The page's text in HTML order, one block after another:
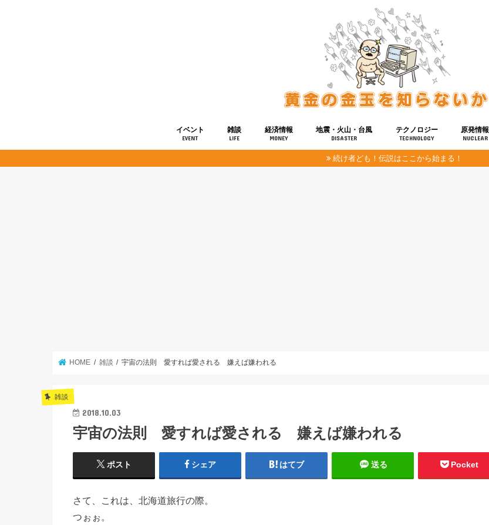
イベント
EVENT
雑談
LIFE
経済情報
MONEY
地震・火山・台風
DISASTER
テクノロジー
TECHNOLOGY
健康
宇宙
原発情報
NUCLEAR
続け者ども！伝説はここから始まる！
HOME 雑談 宇宙の法則 愛すれば愛される 嫌えば嫌われる
雑談
2018.10.03
宇宙の法則 愛すれば愛される 嫌えば嫌われる
ポスト シェア はてブ 送る Pocket
さて、これは、北海道旅行の際。
つぉぉ。